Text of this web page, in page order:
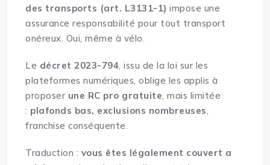
des transports (art. L3131-1) impose une
assurance responsabilité pour tout transport
onéreux. Oui, même à vélo.
Le décret 2023-794, issu de la loi sur les
plateformes numériques, oblige les applis à
proposer une RC pro gratuite, mais limitée
: plafonds bas, exclusions nombreuses,
franchise conséquente.
Traduction : vous êtes légalement couvert a